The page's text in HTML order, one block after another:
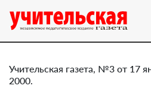
Учительская газета, №3 от 17
2000.